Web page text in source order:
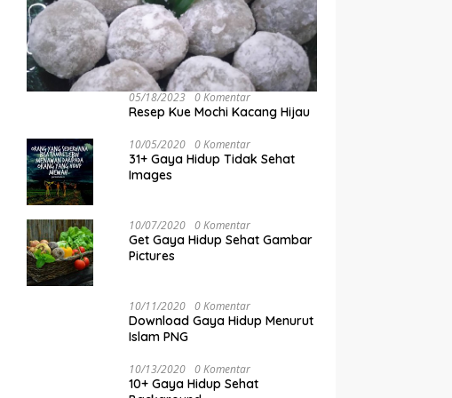
05/18/2023 0 Komentar
Resep Kue Mochi Kacang Hijau
10/05/2020 0 Komentar
31+ Gaya Hidup Tidak Sehat
Images
10/07/2020 0 Komentar
Get Gaya Hidup Sehat Gambar
Pictures
10/11/2020 0 Komentar
Download Gaya Hidup Menurut
Islam PNG
10/13/2020 0 Komentar
10+ Gaya Hidup Sehat